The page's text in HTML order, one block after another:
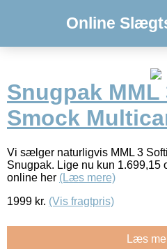
Online
Snugpak MML
Smock
Vi sælger naturligvis MML 3
Snugpak. Lige nu kun 1.699,15
online her (Læs mere)
1999 kr. (Vis fragtpris)
Læs